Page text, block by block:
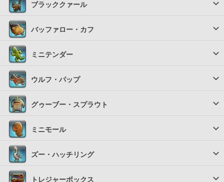
ブラッククァール
バッファロー・カフ
ミニテンダー
ウルフ・パップ
グゥーブー・スプラウト
ミニモール
ズー・ハッチリング
トレジャーボックス